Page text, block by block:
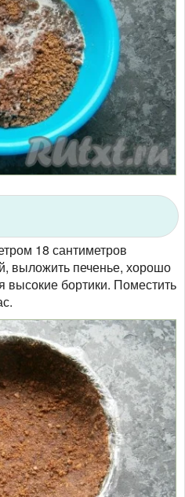
18 сантиметров
выложить печенье, хорошо
высокие бортики. Поместить